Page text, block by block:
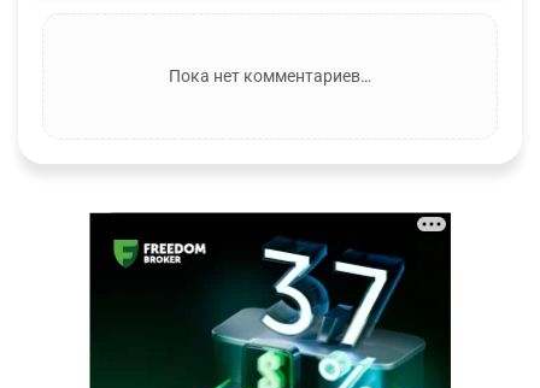
Пока нет комментариев…